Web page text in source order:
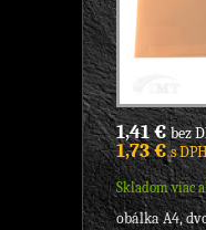
1,41 €bez
1,73 €s
Skladom viac
obálka A4,